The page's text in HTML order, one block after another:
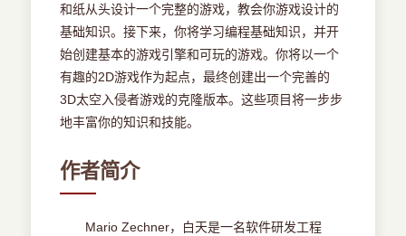
和纸从头设计一个完整的游戏，教会你游戏设计的
基础知识。接下来，你将学习编程基础知识，并开
始创建基本的游戏引擎和可玩的游戏。你将以一个
有趣的2D游戏作为起点，最终创建出一个完善的
3D太空入侵者游戏的克隆版本。这些项目将一步步
地丰富你的知识和技能。
作者简介
Mario Zechner，白天是一名软件研发工程